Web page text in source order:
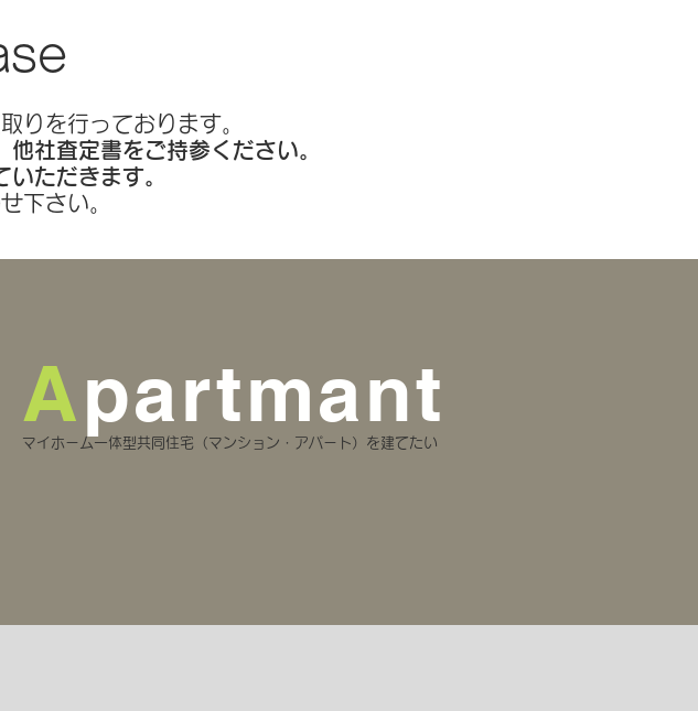
りを行っております。
他社査定書をご持参ください。
ただきます。
下さい。
Apartmant
マイホーム一体型共同住宅（マンション・アパート）を建てたい